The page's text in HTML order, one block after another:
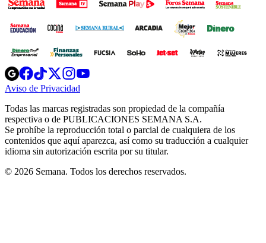
Opens
in
new
Opens
in
new
Opens
in
new
window
Opens
new
windowwindow
Aviso de Privacidad
new
window
Todas las marcas registradas son propiedad de la compañía
respectiva o de PUBLICACIONES SEMANA S.A.
Se prohíbe la reproducción total o parcial de cualquiera de los
contenidos que aquí aparezca, así como su traducción a cualquier
idioma sin autorización escrita por su titular.
© 2026 Semana. Todos los derechos reservados.